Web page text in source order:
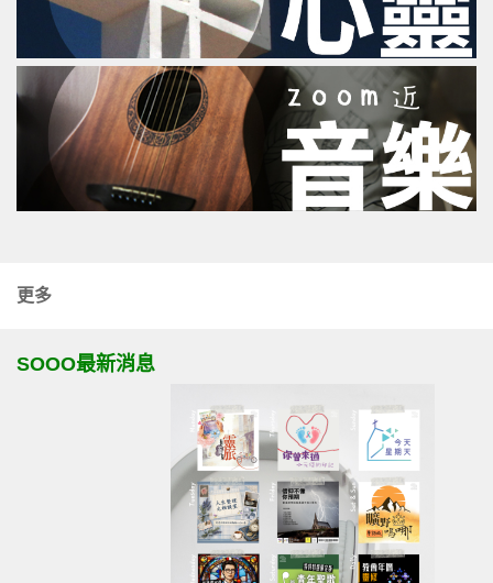
更多
SOOO最新消息